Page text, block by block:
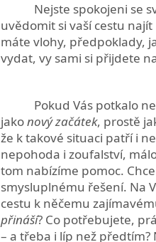
Nejste spokojeni se
uvědomit si vaší cestu
máte vlohy, předpoklady,
vydat, vy sami si přijdete
Pokud Vás potkalo
jakonový začátek, prostě
že k takové situaci patří i
nepohoda i zoufalství,
tom nabízíme pomoc.
smysluplnému řešení. Na
cestu k něčemu
přináší? Co potřebujete,
– a třeba i líp než předtím?